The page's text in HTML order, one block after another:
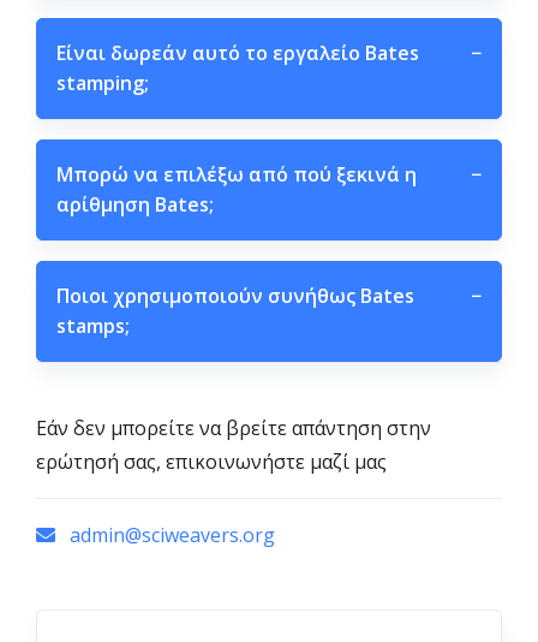
Είναι δωρεάν αυτό το εργαλείο Bates
stamping;
−
Μπορώ να επιλέξω από πού ξεκινά η
αρίθμηση Bates;
−
Ποιοι χρησιμοποιούν συνήθως Bates
stamps;
−
Εάν δεν μπορείτε να βρείτε απάντηση στην
ερώτησή σας, επικοινωνήστε μαζί μας
admin@sciweavers.org